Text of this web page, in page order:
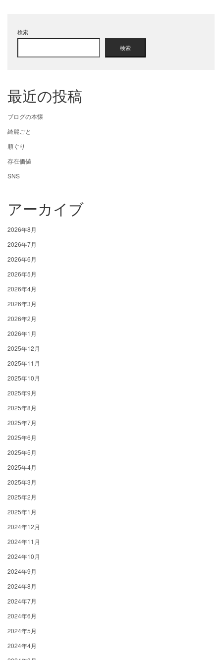
検索
検索
最近の投稿
ブログの本懐
綺麗ごと
順ぐり
存在価値
SNS
アーカイブ
2026年8月
2026年7月
2026年6月
2026年5月
2026年4月
2026年3月
2026年2月
2026年1月
2025年12月
2025年11月
2025年10月
2025年9月
2025年8月
2025年7月
2025年6月
2025年5月
2025年4月
2025年3月
2025年2月
2025年1月
2024年12月
2024年11月
2024年10月
2024年9月
2024年8月
2024年7月
2024年6月
2024年5月
2024年4月